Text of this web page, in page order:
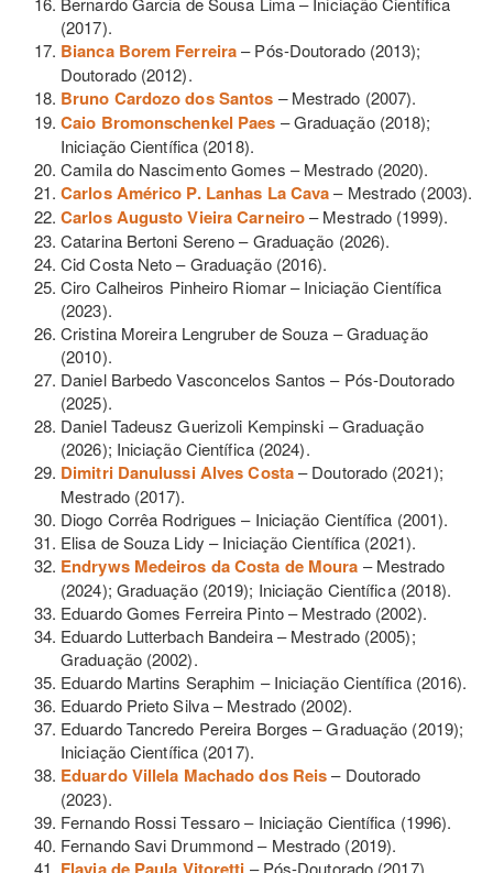
(2017).
Bianca Borem Ferreira– Pós-Doutorado (2013);
Doutorado (2012).
Bruno Cardozo dos Santos –Mestrado (2007).
Caio Bromonschenkel Paes – Graduação (2018);
Iniciação Científica (2018).
Camila do Nascimento Gomes – Mestrado (2020).
Carlos Américo P. Lanhas La Cava– Mestrado (2003).
Carlos Augusto Vieira Carneiro– Mestrado (1999).
Catarina Bertoni Sereno – Graduação (2026).
Cid Costa Neto – Graduação (2016).
Ciro Calheiros Pinheiro Riomar – Iniciação Científica
(2023).
Cristina Moreira Lengruber de Souza – Graduação
(2010).
Daniel Barbedo Vasconcelos Santos – Pós-Doutorado
(2025).
Daniel Tadeusz Guerizoli Kempinski – Graduação
(2026); Iniciação Científica (2024).
Dimitri Danulussi Alves Costa– Doutorado (2021);
Mestrado (2017).
Diogo Corrêa Rodrigues – Iniciação Científica (2001).
Elisa de Souza Lidy – Iniciação Científica (2021).
Endryws Medeiros da Costa de Moura – Mestrado
(2024); Graduação (2019); Iniciação Científica (2018).
Eduardo Gomes Ferreira Pinto – Mestrado (2002).
Eduardo Lutterbach Bandeira – Mestrado (2005);
Graduação (2002).
Eduardo Martins Seraphim – Iniciação Científica (2016).
Eduardo Prieto Silva – Mestrado (2002).
Eduardo Tancredo Pereira Borges – Graduação (2019);
Iniciação Científica (2017).
Eduardo Villela Machado dos Reis– Doutorado
(2023).
Fernando Rossi Tessaro – Iniciação Científica (1996).
Fernando Savi Drummond – Mestrado (2019).
– Pós-Doutorado (2017).